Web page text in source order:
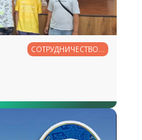
СОТРУДНИЧЕСТВО В
ОБРАЗОВАНИИ